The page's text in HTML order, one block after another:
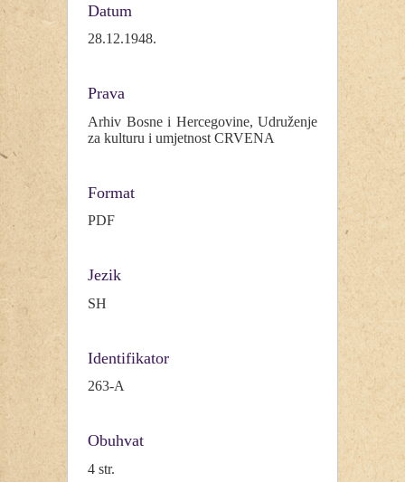
Datum
28.12.1948.
Prava
Arhiv Bosne i Hercegovine, Udruženje
za kulturu i umjetnost CRVENA
Format
PDF
Jezik
SH
Identifikator
263-A
Obuhvat
4 str.